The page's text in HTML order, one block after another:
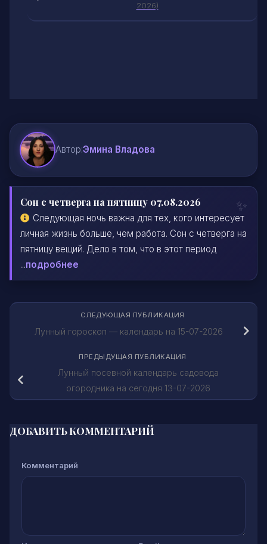
2026)
Автор:Эмина Владова
Сон с четверга на пятницу 07.08.2026
Следующая ночь важна для тех, кого интересует
личная жизнь больше, чем работа. Сон с четверга на
пятницу вещий. Дело в том, что в этот период
...подробнее
СЛЕДУЮЩАЯ ПУБЛИКАЦИЯ
Лунный гороскоп — календарь на 15-07-2026
ПРЕДЫДУЩАЯ ПУБЛИКАЦИЯ
Лунный посевной календарь садовода
огородника на сегодня 13-07-2026
ДОБАВИТЬ КОММЕНТАРИЙ
Комментарий